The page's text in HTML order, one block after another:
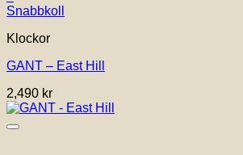
Snabbkoll
Klockor
GANT – East Hill
2,490 kr